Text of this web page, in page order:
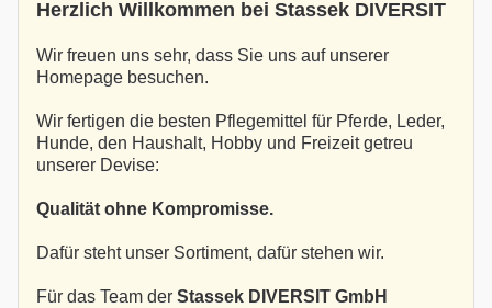
Herzlich Willkommen bei Stassek DIVERSIT
Wir freuen uns sehr, dass Sie uns auf unserer
Homepage besuchen.
Wir fertigen die besten Pflegemittel für Pferde, Leder,
Hunde, den Haushalt, Hobby und Freizeit getreu
unserer Devise:
Qualität ohne Kompromisse.
Dafür steht unser Sortiment, dafür stehen wir.
Für das Team der Stassek DIVERSIT GmbH